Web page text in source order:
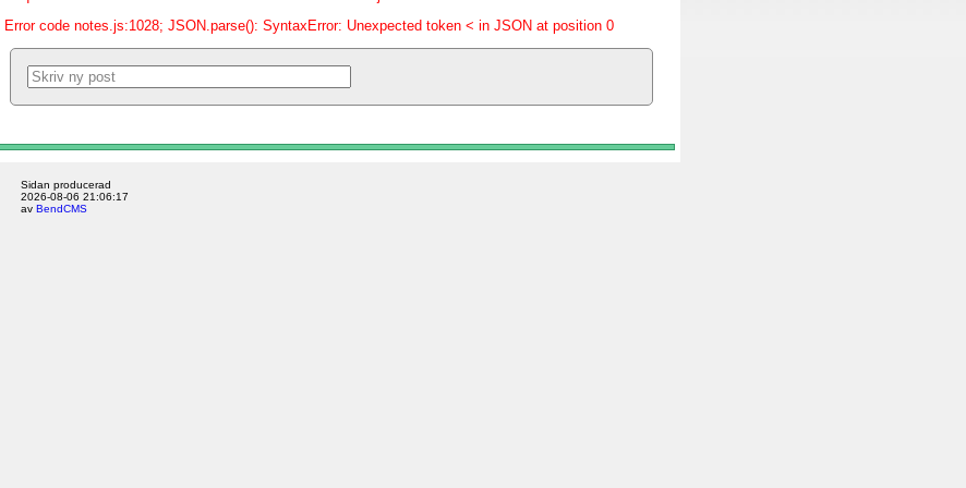
Error code notes.js:1028; JSON.parse(): SyntaxError: Unexpected token < in JSON at position 0
Sidan producerad
2026-08-06 21:06:17
av BendCMS